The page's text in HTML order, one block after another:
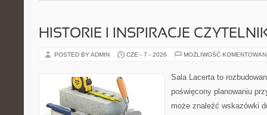
HISTORIE I INSPIRACJE
POSTED BY ADMIN CZE - 7 - 2026 MOŻLIWOŚĆ
Sala Lacerta to
poświęcony planowaniu
może znaleźć wskazówki